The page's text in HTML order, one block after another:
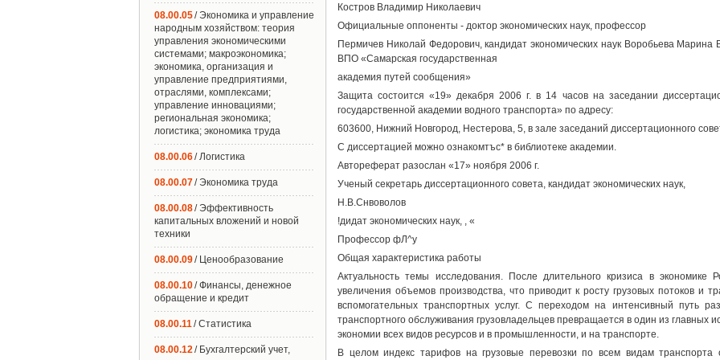
Костров Владимир Николаевич
Официальные оппоненты - доктор экономических наук, профессор
Пермичев Николай Федорович, кандидат экономических наук Воробьева
ВПО «Самарская государственная
академия путей сообщения»
Защита состоится «19» декабря 2006 г. в 14 часов на заседании
государственной академии водного транспорта» по адресу:
603600, Нижний Новгород, Нестерова, 5, в зале заседаний диссертационного
С диссертацией можно ознакомтъс* в библиотеке академии.
Автореферат разослан «17» ноября 2006 г.
Ученый секретарь диссертационного совета, кандидат экономических наук,
Н.В.Снвоволов
!дидат экономических наук, , «
Профессор фЛ^у
Общая характеристика работы
Актуальность темы исследования. После длительного кризиса в экономике
увеличения объемов производства, что приводит к росту грузовых потоков и
вспомогательных транспортных услуг. С переходом на интенсивный путь
транспортного обслуживания грузовладельцев превращается в один из главных
экономии всех видов ресурсов и в промышленности, и на транспорте.
В целом индекс тарифов на грузовые перевозки по всем видам
08.00.05/ Экономика и управление
народным хозяйством: теория
управления экономическими
системами; макроэкономика;
экономика, организация и
управление предприятиями,
отраслями, комплексами;
управление инновациями;
региональная экономика;
логистика; экономика труда
08.00.06/ Логистика
08.00.07/ Экономика труда
08.00.08/ Эффективность
капитальных вложений и новой
техники
08.00.09/ Ценообразование
08.00.10/ Финансы, денежное
обращение и кредит
08.00.11/ Статистика
08.00.12/ Бухгалтерский учет,